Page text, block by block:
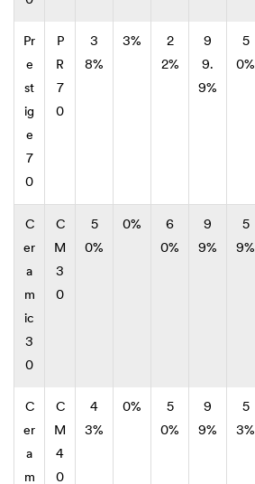
Pr
e
st
ig
e
7
0
P
R
7
0
3
8%
3%
2
2%
9
9.
9%
5
0%
C
er
a
m
ic
3
0
C
M
3
0
5
0%
0%
6
0%
9
9%
5
9%
C
er
a
m
C
M
4
0
4
3%
0%
5
0%
9
9%
5
3%